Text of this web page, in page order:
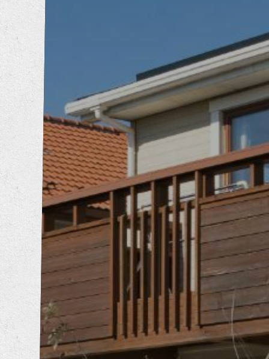
防音工事
外壁塗装工事
屋根葺き替え工事
内装工事
エクステリア工事